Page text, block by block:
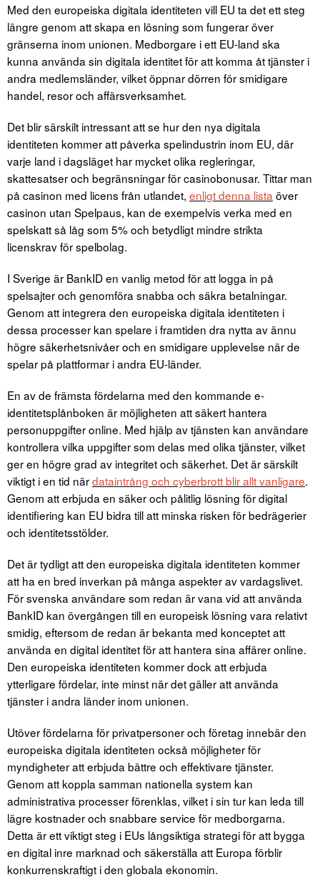
Med den europeiska digitala identiteten vill EU ta det ett steg
längre genom att skapa en lösning som fungerar över
gränserna inom unionen. Medborgare i ett EU-land ska
kunna använda sin digitala identitet för att komma åt tjänster i
andra medlemsländer, vilket öppnar dörren för smidigare
handel, resor och affärsverksamhet.
Det blir särskilt intressant att se hur den nya digitala
identiteten kommer att påverka spelindustrin inom EU, där
varje land i dagsläget har mycket olika regleringar,
skattesatser och begränsningar för casinobonusar. Tittar man
på casinon med licens från utlandet, enligt denna lista över
casinon utan Spelpaus, kan de exempelvis verka med en
spelskatt så låg som 5% och betydligt mindre strikta
licenskrav för spelbolag.
I Sverige är BankID en vanlig metod för att logga in på
spelsajter och genomföra snabba och säkra betalningar.
Genom att integrera den europeiska digitala identiteten i
dessa processer kan spelare i framtiden dra nytta av ännu
högre säkerhetsnivåer och en smidigare upplevelse när de
spelar på plattformar i andra EU-länder.
En av de främsta fördelarna med den kommande e-
identitetsplånboken är möjligheten att säkert hantera
personuppgifter online. Med hjälp av tjänsten kan användare
kontrollera vilka uppgifter som delas med olika tjänster, vilket
ger en högre grad av integritet och säkerhet. Det är särskilt
viktigt i en tid närdataintrång och cyberbrott blir allt vanligare.
Genom att erbjuda en säker och pålitlig lösning för digital
identifiering kan EU bidra till att minska risken för bedrägerier
och identitetsstölder.
Det är tydligt att den europeiska digitala identiteten kommer
att ha en bred inverkan på många aspekter av vardagslivet.
För svenska användare som redan är vana vid att använda
BankID kan övergången till en europeisk lösning vara relativt
smidig, eftersom de redan är bekanta med konceptet att
använda en digital identitet för att hantera sina affärer online.
Den europeiska identiteten kommer dock att erbjuda
ytterligare fördelar, inte minst när det gäller att använda
tjänster i andra länder inom unionen.
Utöver fördelarna för privatpersoner och företag innebär den
europeiska digitala identiteten också möjligheter för
myndigheter att erbjuda bättre och effektivare tjänster.
Genom att koppla samman nationella system kan
administrativa processer förenklas, vilket i sin tur kan leda till
lägre kostnader och snabbare service för medborgarna.
Detta är ett viktigt steg i EUs långsiktiga strategi för att bygga
en digital inre marknad och säkerställa att Europa förblir
konkurrenskraftigt i den globala ekonomin.